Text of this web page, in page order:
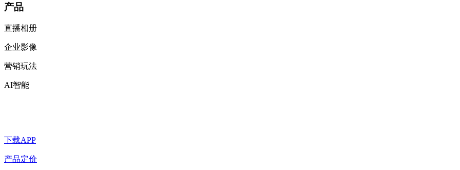
产品
直播相册
企业影像
营销玩法
AI智能
下载APP
产品定价